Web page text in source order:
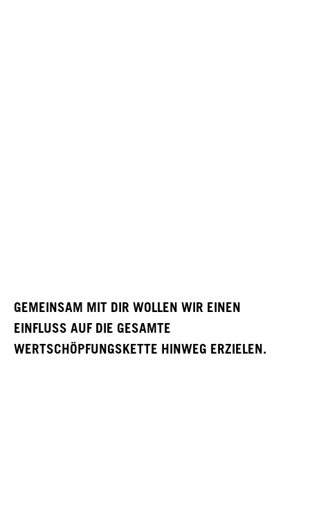
GEMEINSAM MIT DIR WOLLEN WIR EINEN
EINFLUSS AUF DIE GESAMTE
WERTSCHÖPFUNGSKETTE HINWEG ERZIELEN.